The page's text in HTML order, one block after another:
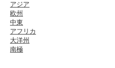
アジア
欧州
中東
アフリカ
大洋州
南極